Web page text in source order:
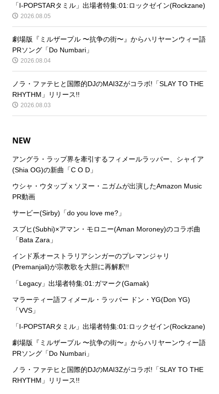
「I-POPSTARタミル」出場者特集:01:ロックゼイン(Rockzane)
2026.08.05
劇場版『ミルザープル 〜抗争の街〜』からハリヤーンウィー語
PRソング「Do Numbari」
2026.08.04
ノラ・ファテヒと国際的DJのMAI3Zがコラボ!「SLAY TO THE
RHYTHM」リリース!!
2026.08.03
NEW
アングラ・ラップ界を牽引するフィメールラッパー、シャイア
(Shia OG)の新曲「C O D」
ウシャ・ウタップ x ソヌー・ニガムが出演したAmazon Music
PR動画
サービー(Sirby)「do you love me?」
スブヒ(Subhi)×アマン・モロニー(Aman Moroney)のコラボ曲
「Bata Zara」
インド系オーストラリアシンガーのプレマンジャリ
(Premanjali)が宗教歌を大胆に再解釈!!
「Legacy」出場者特集:01:ガマーク(Gamak)
マラーティー語フィメール・ラッパー ドン・YG(Don YG)
「VVS」
「I-POPSTARタミル」出場者特集:01:ロックゼイン(Rockzane)
劇場版『ミルザープル 〜抗争の街〜』からハリヤーンウィー語
PRソング「Do Numbari」
ノラ・ファテヒと国際的DJのMAI3Zがコラボ!「SLAY TO THE
RHYTHM」リリース!!